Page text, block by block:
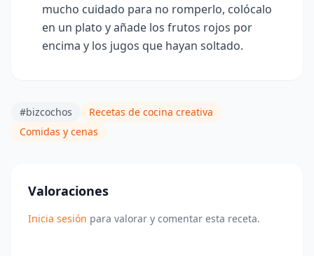
mucho cuidado para no romperlo, colócalo
en un plato y añade los frutos rojos por
encima y los jugos que hayan soltado.
#bizcochos
Recetas de cocina creativa
Comidas y cenas
Valoraciones
Inicia sesión para valorar y comentar esta receta.